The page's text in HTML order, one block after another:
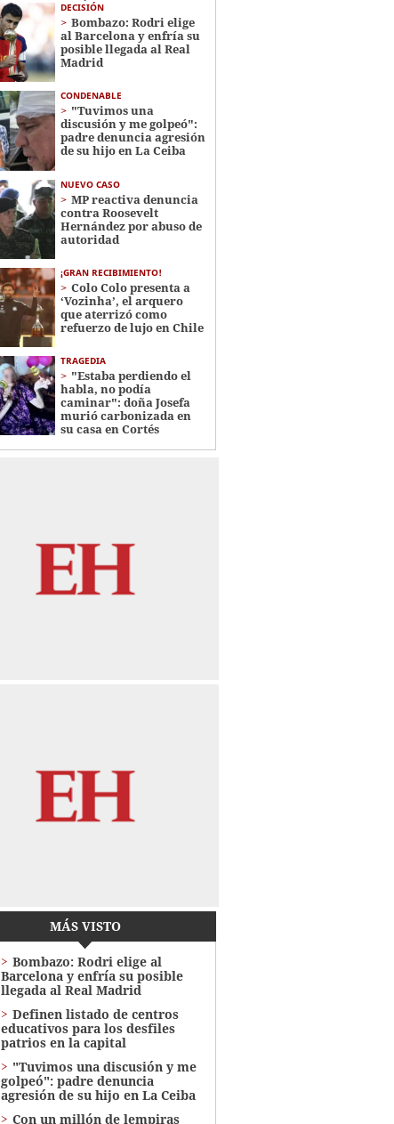
DECISIÓN
Bombazo: Rodri elige
al Barcelona y enfría su
posible llegada al Real
Madrid
CONDENABLE
"Tuvimos una
discusión y me golpeó":
padre denuncia agresión
de su hijo en La Ceiba
NUEVO CASO
MP reactiva denuncia
contra Roosevelt
Hernández por abuso de
autoridad
¡GRAN RECIBIMIENTO!
Colo Colo presenta a
‘Vozinha’, el arquero
que aterrizó como
refuerzo de lujo en Chile
TRAGEDIA
"Estaba perdiendo el
habla, no podía
caminar": doña Josefa
murió carbonizada en
su casa en Cortés
MÁS VISTO
Bombazo: Rodri elige al
Barcelona y enfría su posible
llegada al Real Madrid
Definen listado de centros
educativos para los desfiles
patrios en la capital
"Tuvimos una discusión y me
golpeó": padre denuncia
agresión de su hijo en La Ceiba
Con un millón de lempiras